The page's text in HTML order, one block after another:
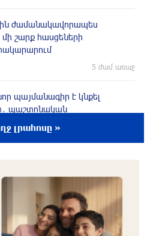
ժամանակավորապես
շարք հասցեների
5 ժամ առաջ
պայմանագիր է կնքել
պաշտոնական
7-ից 11-ին
Երևանի Սիլիկյան թաղամասի
լրահոսը »